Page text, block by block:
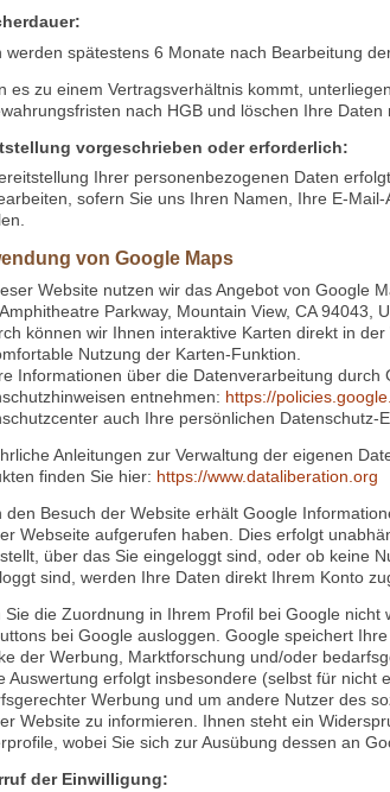
Sie mit uns Kontakt aufnehmen, um ein Angebot
eingegebenen Daten zur
lit. b DSGVO).
Psychotherapie)
werden spätestens 6 Monate nach Bearbeitung
es zu einem Vertragsverhältnis kommt,
nach HGB und löschen Ihre Daten
vorgeschrieben oder erforderlich:
Ihrer personenbezogenen Daten
sofern Sie uns Ihren Namen, Ihre E-Mail-
von Google Maps
Website nutzen wir das Angebot von Google
Parkway, Mountain View, CA 94043,
können wir Ihnen interaktive Karten direkt in
Nutzung der Karten-Funktion.
Informationen über die Datenverarbeitung durch
entnehmen: https://
auch Ihre persönlichen Datenschutz-
Anleitungen zur Verwaltung der eigenen
finden Sie hier:https://www.dataliberation.org
den Besuch der Website erhält Google
Webseite aufgerufen haben. Dies erfolgt
über das Sie eingeloggt sind, oder ob keine
sind, werden Ihre Daten direkt Ihrem Konto
Sie die Zuordnung in Ihrem Profil bei Google nicht